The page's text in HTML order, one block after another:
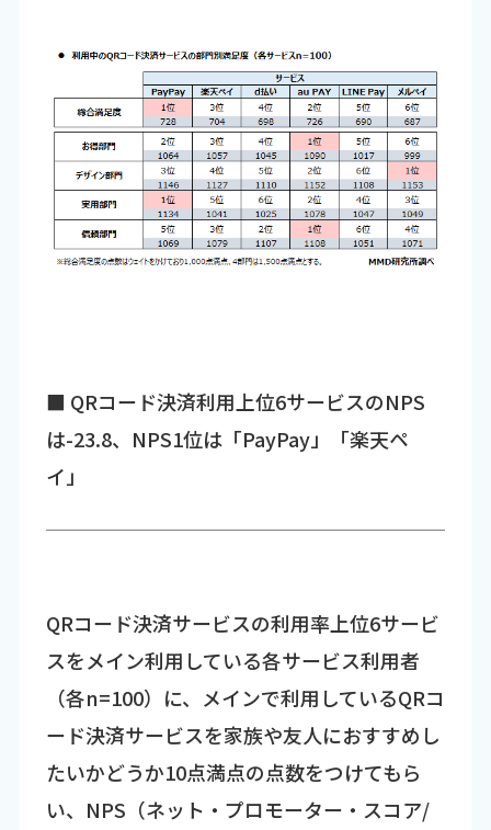
■ QRコード決済利用上位6サービスのNPS
は-23.8、NPS1位は「PayPay」「楽天ペ
イ」
QRコード決済サービスの利用率上位6サービ
スをメイン利用している各サービス利用者
（各n=100）に、メインで利用しているQRコ
ード決済サービスを家族や友人におすすめし
たいかどうか10点満点の点数をつけてもら
い、NPS（ネット・プロモーター・スコア/